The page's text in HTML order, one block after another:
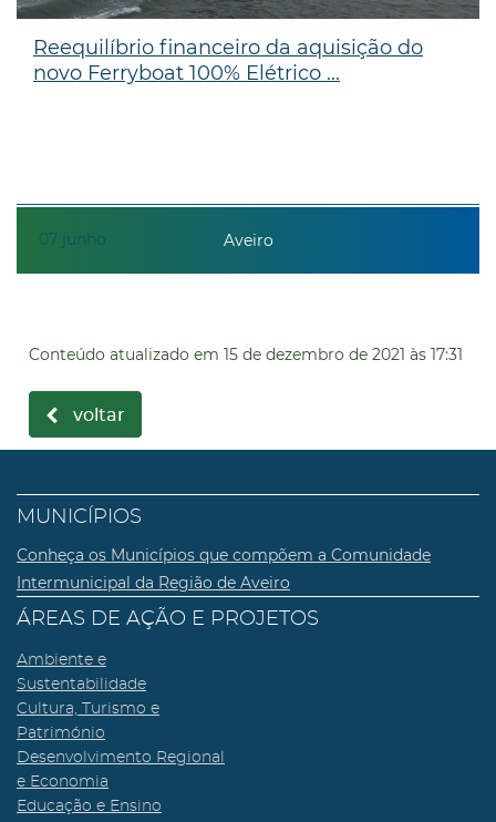
07 junho
Reequilíbrio financeiro da aquisição do
novo Ferryboat 100% Elétrico ...
Aveiro
Conteúdo atualizado em 15 de dezembro de 2021 às 17:31
voltar
MUNICÍPIOS
Conheça os Municípios que compõem a Comunidade
Intermunicipal da Região de Aveiro
ÁREAS DE AÇÃO E PROJETOS
Ambiente e
Sustentabilidade
Cultura, Turismo e
Património
Desenvolvimento Regional
e Economia
Educação e Ensino